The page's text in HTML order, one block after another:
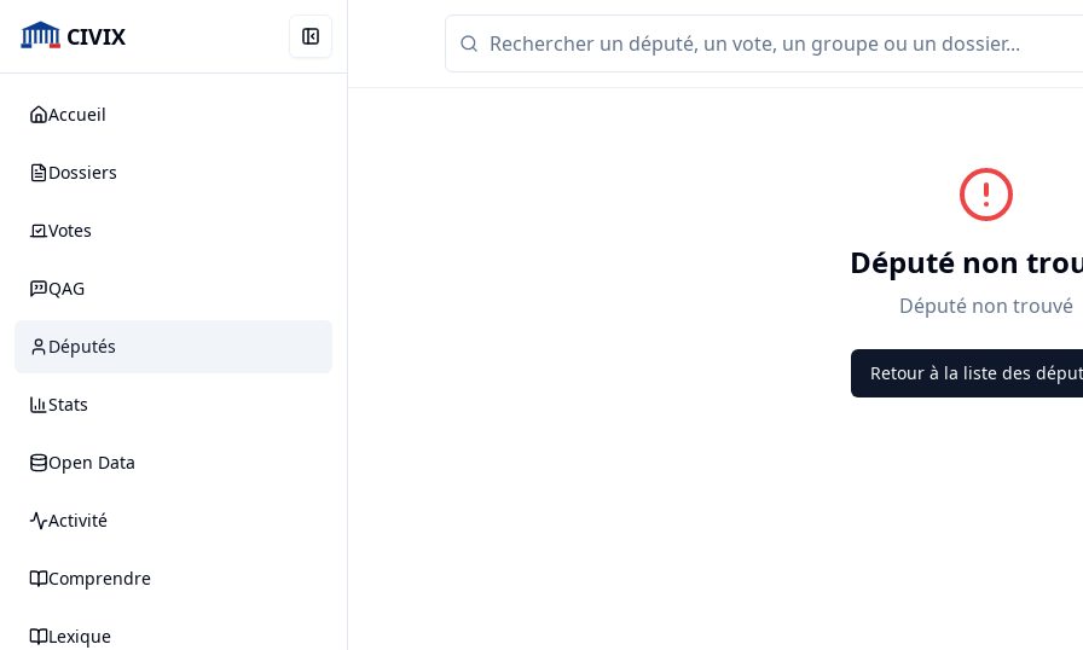
CIVIX
Accueil
Dossiers
Votes
QAG
Députés
Stats
Open Data
Activité
Comprendre
Lexique
Député non
Député non trouvé
Retour à la liste des